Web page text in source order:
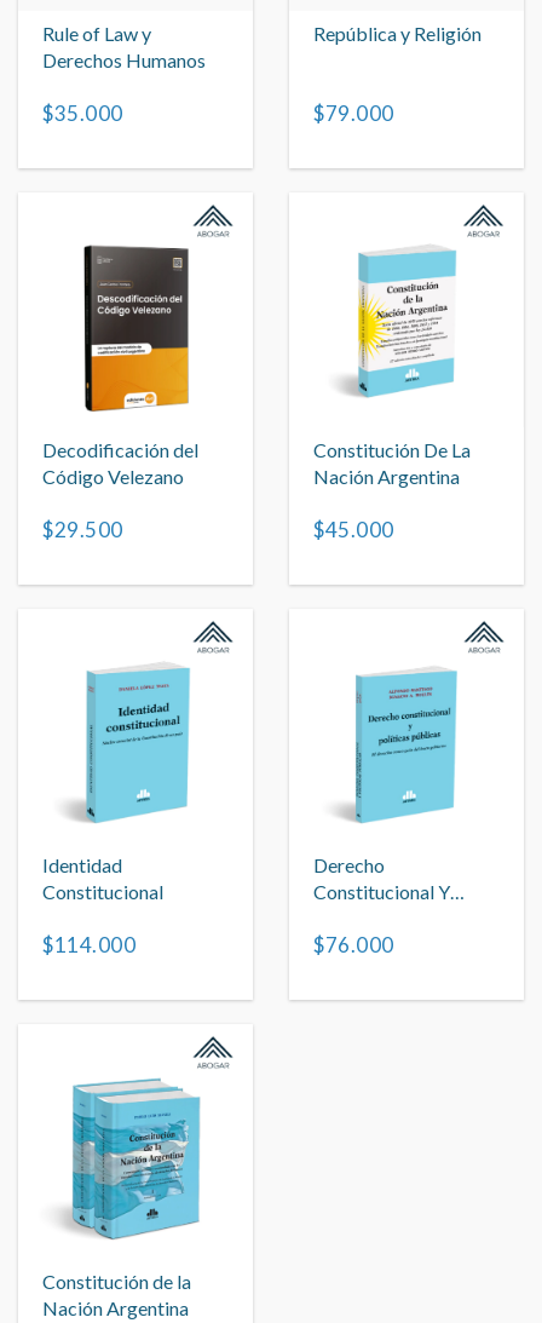
Rule of Law y
Derechos Humanos
$35.000
República y Religión
$79.000
Decodificación del
Código Velezano
$29.500
Constitución De La
Nación Argentina
$45.000
Identidad
Constitucional
$114.000
Derecho
Constitucional Y
$76.000
Constitución de la
Nación Argentina